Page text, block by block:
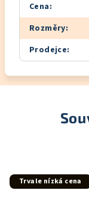
Cena:
Rozměry:
Prodejce:
Trvale nízká cena